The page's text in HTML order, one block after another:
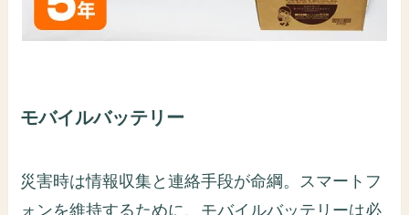
モバイルバッテリー
災害時は情報収集と連絡手段が命綱。スマートフ
ォンを維持するために、モバイルバッテリーは必